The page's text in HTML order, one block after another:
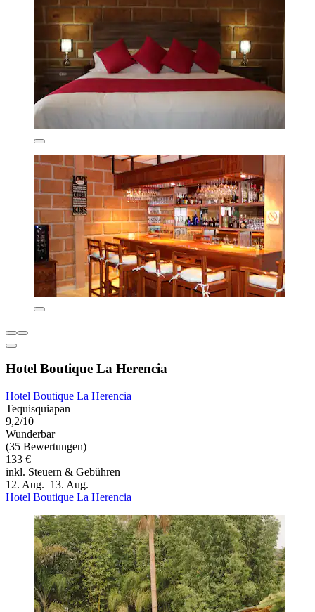
Hotel Boutique La Herencia
Hotel Boutique La Herencia
Tequisquiapan
9,2/10
Wunderbar
(35 Bewertungen)
133 €
inkl. Steuern & Gebühren
12. Aug.–13. Aug.
Hotel Boutique La Herencia